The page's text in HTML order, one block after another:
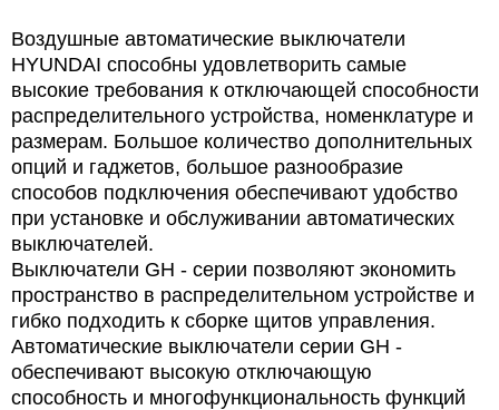
Воздушные автоматические выключатели
HYUNDAI способны удовлетворить самые
высокие требования к отключающей способности
распределительного устройства, номенклатуре и
размерам. Большое количество дополнительных
опций и гаджетов, большое разнообразие
способов подключения обеспечивают удобство
при установке и обслуживании автоматических
выключателей.
Выключатели GН - серии позволяют экономить
пространство в распределительном устройстве и
гибко подходить к сборке щитов управления.
Автоматические выключатели серии GН -
обеспечивают высокую отключающую
способность и многофункциональность функций